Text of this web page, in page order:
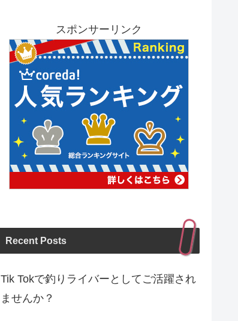
スポンサーリンク
Recent Posts
Tik Tokで釣りライバーとしてご活躍され
ませんか？